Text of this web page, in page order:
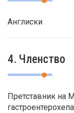
Англиски
4. Членство
Претставник на